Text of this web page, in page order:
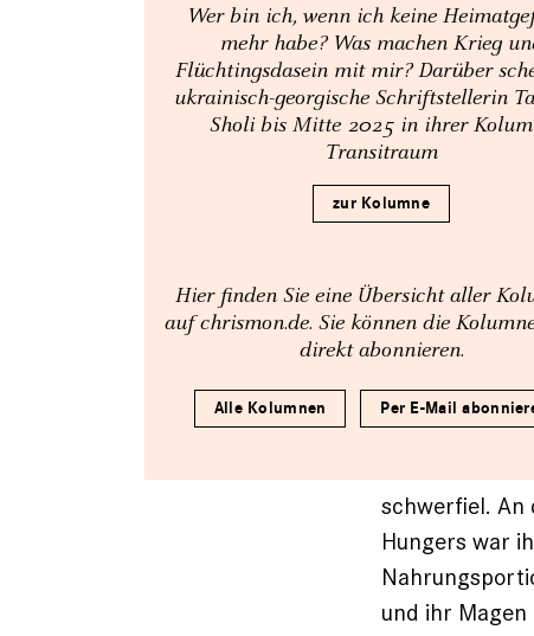
Wer bin ich, wenn ich keine
mehr habe? Was machen Krieg
Flüchtingsdasein mit mir? Darüber
ukrainisch-georgische Schriftstellerin
Sholi bis Mitte 2025 in ihrer
Transitraum
zur Kolumne
Hier finden Sie eine Übersicht aller
auf chrismon.de. Sie können die
direkt abonnieren.
Alle Kolumnen Per E-Mail
schwerfiel. An
Hungers war
und ihr